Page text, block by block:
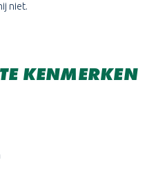
niet.
KENMERKEN